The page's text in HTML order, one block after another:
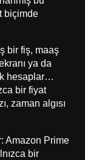
biçimde
bir fiş, maaş
ya da
hesaplar…
bir fiyat
zaman algısı
Amazon Prime
bir